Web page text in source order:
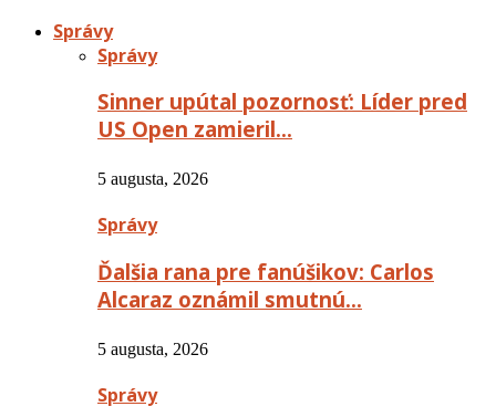
Správy
Správy
Sinner upútal pozornosť: Líder pred
US Open zamieril…
5 augusta, 2026
Správy
Ďalšia rana pre fanúšikov: Carlos
Alcaraz oznámil smutnú…
5 augusta, 2026
Správy